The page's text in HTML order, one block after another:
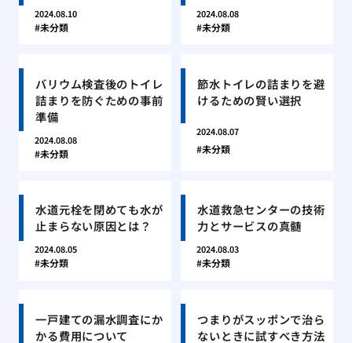
2024.08.10
未分類
2024.08.08
未分類
バリウム検査後のトイレ
詰まりを防ぐための事前
準備
2024.08.08
未分類
節水トイレの詰まりを避
けるための賢い選択
2024.08.07
未分類
水道元栓を閉めても水が
止まらない原因とは？
2024.08.05
未分類
水道救急センターの技術
力とサービスの真髄
2024.08.03
未分類
一戸建ての漏水調査にか
かる費用について
つまりがスッポンで治ら
ないときに試すべき方法